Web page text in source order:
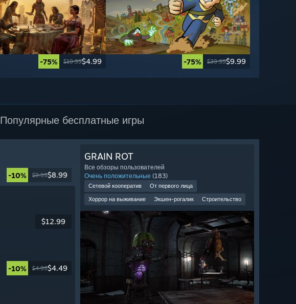
-75% $19.99$4.99 -75% $39.99$9.99
Популярные бесплатные игры
-10% $9.99$8.99
$12.99
-10% $4.99$4.49
GRAIN ROT
Все обзоры пользователей
Очень положительные (183)
Сетевой кооператив
От первого лица
Хоррор на выживание
Экшен-рогалик Строительство